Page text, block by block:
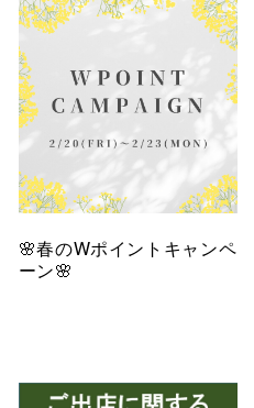
🌸春のWポイントキャンペ
ーン🌸